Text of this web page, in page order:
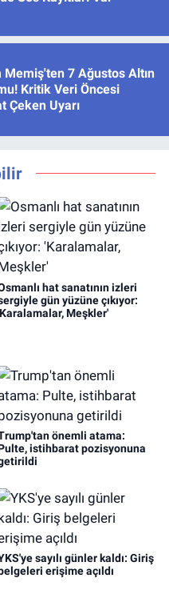
Memiş'ten 7 Ağustos Altın
Kritik Veri Öncesi
Çeken Uyarı
hat sanatının izleri
gün yüzüne çıkıyor:
Meşkler'
önemli atama:
istihbarat pozisyonuna
sayılı günler kaldı: Giriş
erişime açıldı